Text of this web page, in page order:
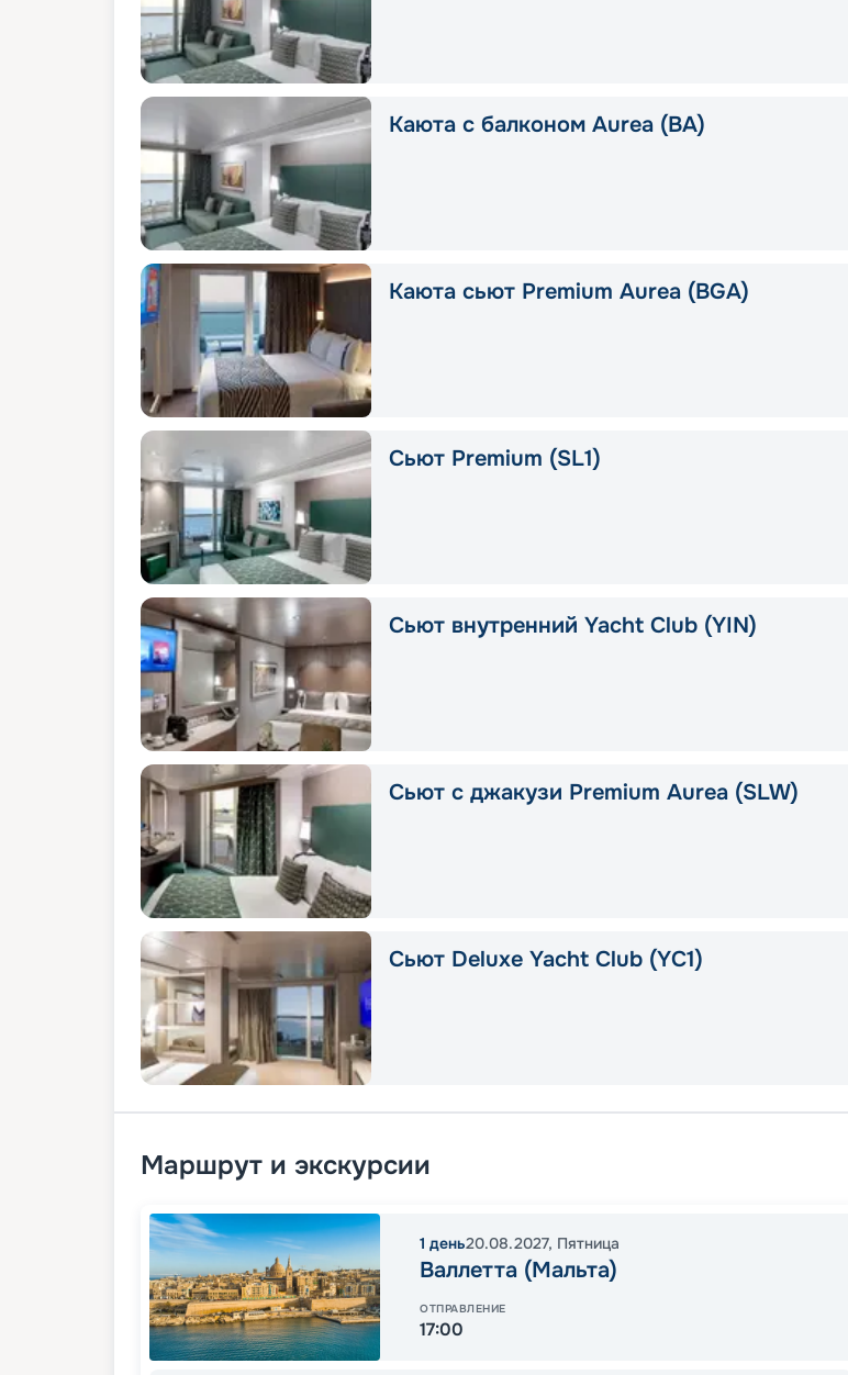
Каюта с балконом Aurea (BA)
Каюта сьют Premium Aurea (BGA)
Сьют Premium (SL1)
Сьют внутренний Yacht Club (YIN)
Сьют с джакузи Premium Aurea (SLW)
Сьют Deluxe Yacht Club (YC1)
Маршрут и экскурсии
1 день20.08.2027, Пятница
Валлетта (Мальта)
ОТПРАВЛЕНИЕ
17:00